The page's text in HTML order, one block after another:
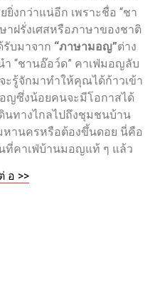
งกว่าแน่อีก เพราะชื่อ “ชา
าฝรั่งเศสหรือภาษาของชาติ
รับมาจาก “ภาษามอญ”ต่าง
“ชานอ๊อว์ด” คาเฟ่มอญลับ
รู้จักมาทำให้คุณได้ก้าวเข้า
ญซึ่งน้อยคนจะมีโอกาสได้
นทางไกลไปถึงชุมชนบ้าน
หานครหรือต้องขึ้นดอย นี่คือ
คาเฟ่บ้านมอญแท้ ๆ แล้ว
อ >>